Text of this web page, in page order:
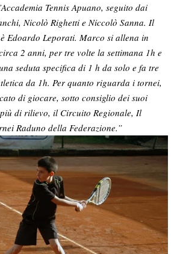
Tennis Apuano, seguito dai
Nicolò Righetti e Niccolò Sanna. Il
Edoardo Leporati. Marco si allena in
2 anni, per tre volte la settimana 1h e
seduta specifica di 1 h da solo e fa tre
da 1h. Per quanto riguarda i tornei,
di giocare, sotto consiglio dei suoi
di rilievo, il Circuito Regionale, Il
Raduno della Federazione.”